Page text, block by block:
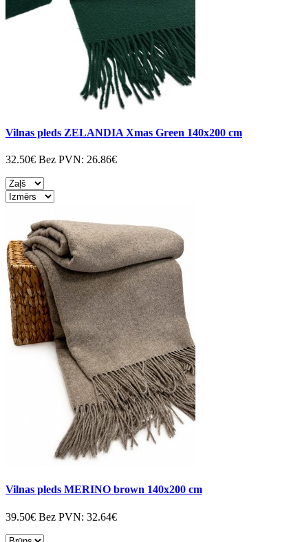
Vilnas pleds ZELANDIA Xmas Green 140x200 cm
32.50€ Bez PVN: 26.86€
Vilnas pleds MERINO brown 140x200 cm
39.50€ Bez PVN: 32.64€